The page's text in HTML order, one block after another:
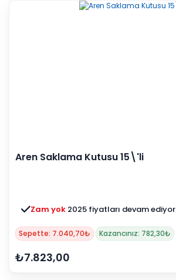
Aren Saklama Kutusu 15\'li
Zam yok 2025 fiyatları devam ediyor
Sepette: 7.040,70₺ Kazancınız: 782,30₺
₺7.823,00